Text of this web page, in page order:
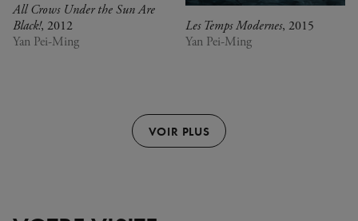
All Crows Under the Sun Are
Black!, 2012
Yan Pei-Ming
Les Temps Modernes, 2015
Yan Pei-Ming
VOIR PLUS